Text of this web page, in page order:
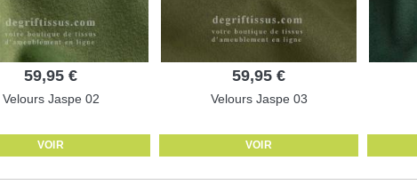
59,95 €
Velours Jaspe 02
VOIR
59,95 €
Velours Jaspe 03
VOIR